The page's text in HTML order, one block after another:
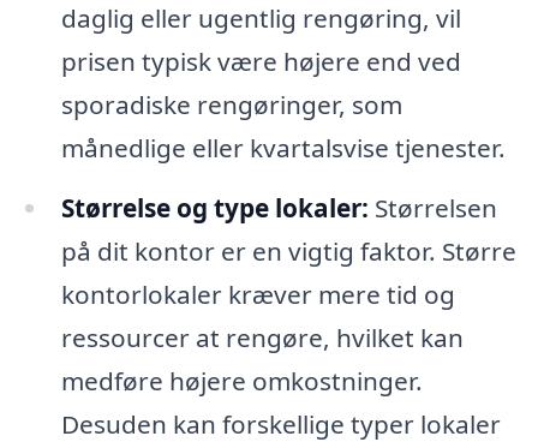
daglig eller ugentlig rengøring, vil
prisen typisk være højere end ved
sporadiske rengøringer, som
månedlige eller kvartalsvise tjenester.
Størrelse og type lokaler: Størrelsen
på dit kontor er en vigtig faktor. Større
kontorlokaler kræver mere tid og
ressourcer at rengøre, hvilket kan
medføre højere omkostninger.
Desuden kan forskellige typer lokaler